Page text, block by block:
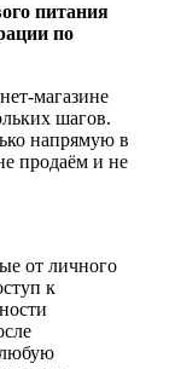
питания
по
магазине
шагов.
напрямую в
продаём и не
от личного
к
любую